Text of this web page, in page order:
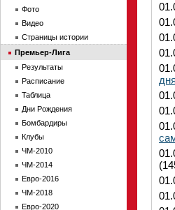
Фото
Видео
Страницы истории
Премьер-Лига
Результаты
Расписание
Таблица
Дни Рождения
Бомбардиры
Клубы
ЧМ-2010
ЧМ-2014
Евро-2016
ЧМ-2018
Евро-2020